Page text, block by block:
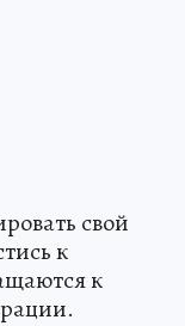
свой
к
к